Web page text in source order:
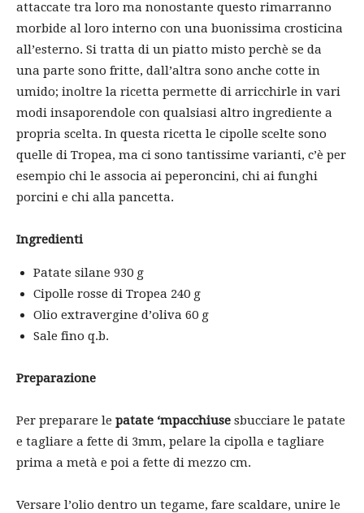
attaccate tra loro ma nonostante questo rimarranno
morbide al loro interno con una buonissima crosticina
all’esterno. Si tratta di un piatto misto perchè se da
una parte sono fritte, dall’altra sono anche cotte in
umido; inoltre la ricetta permette di arricchirle in vari
modi insaporendole con qualsiasi altro ingrediente a
propria scelta. In questa ricetta le cipolle scelte sono
quelle di Tropea, ma ci sono tantissime varianti, c’è per
esempio chi le associa ai peperoncini, chi ai funghi
porcini e chi alla pancetta.
Ingredienti
Patate silane 930 g
Cipolle rosse di Tropea 240 g
Olio extravergine d’oliva 60 g
Sale fino q.b.
Preparazione
Per preparare le patate ‘mpacchiuse sbucciare le patate
e tagliare a fette di 3mm, pelare la cipolla e tagliare
prima a metà e poi a fette di mezzo cm.
Versare l’olio dentro un tegame, fare scaldare, unire le